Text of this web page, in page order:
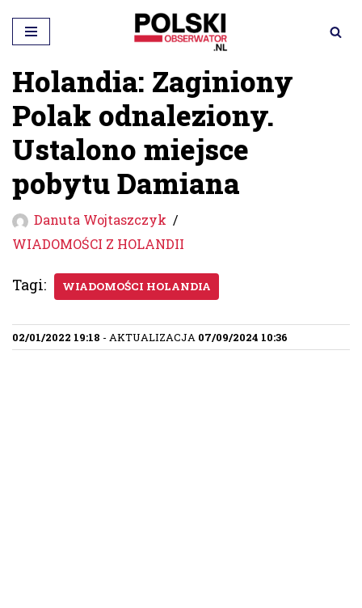
Przejdź
do
treści
Holandia: Zaginiony
Polak odnaleziony.
Ustalono miejsce
pobytu Damiana
Danuta Wojtaszczyk
WIADOMOŚCI Z HOLANDII
Tagi: WIADOMOŚCI HOLANDIA
02/01/2022 19:18 - AKTUALIZACJA 07/09/2024 10:36